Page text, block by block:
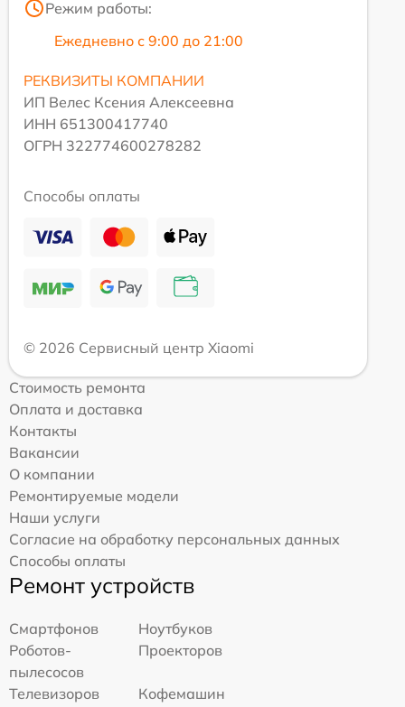
Режим работы:
Ежедневно с 9:00 до 21:00
РЕКВИЗИТЫ КОМПАНИИ
ИП Велес Ксения Алексеевна
ИНН 651300417740
ОГРН 322774600278282
Способы оплаты
© 2026 Сервисный центр Xiaomi
Стоимость ремонта
Оплата и доставка
Контакты
Вакансии
О компании
Ремонтируемые модели
Наши услуги
Согласие на обработку персональных данных
Способы оплаты
Ремонт устройств
Смартфонов
Ноутбуков
Роботов-
пылесосов
Проекторов
Телевизоров
Кофемашин